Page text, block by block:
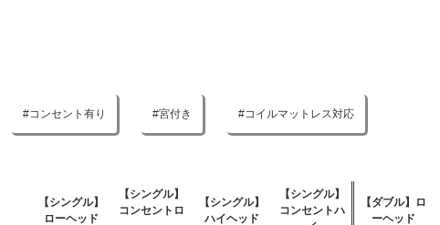
コンセント有り 宮付き コイルマットレス対応
【シングル】
ローヘッド
【シングル】
コンセントロ
【シングル】
ハイヘッド
【シングル】
コンセントハ
【ダブル】ロ
ーヘッド